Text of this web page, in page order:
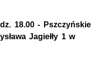
18.00 - Pszczyńskie
Jagiełły 1 w